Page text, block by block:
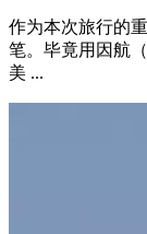
作为本次旅行的
笔。毕竟用因航
美 ...